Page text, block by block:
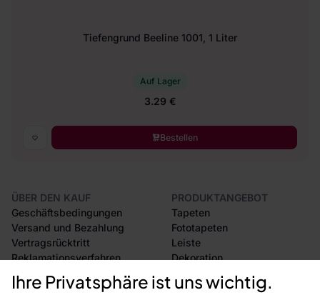
Ihre Privatsphäre ist uns wichtig.
Tiefengrund Beeline 1001, 1 Liter
Auf Lager
3.29 €
Bestellen
ÜBER DEN KAUF
Geschäftsbedingungen
Versand und Bezahlung
Vertragsrücktritt
Reklamationsverfahren
Rücksendung von Waren
CE-Zertifizierung
PRODUKTANGEBOT
Tapeten
Fototapeten
Leiste
Dekoration
Selbstklebende Folien
Zubehör